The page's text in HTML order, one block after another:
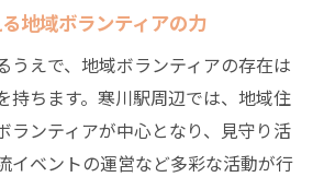
地域ボランティアの力
うえで、地域ボランティアの存在は
持ちます。寒川駅周辺では、地域住
ランティアが中心となり、見守り活
イベントの運営など多彩な活動が行